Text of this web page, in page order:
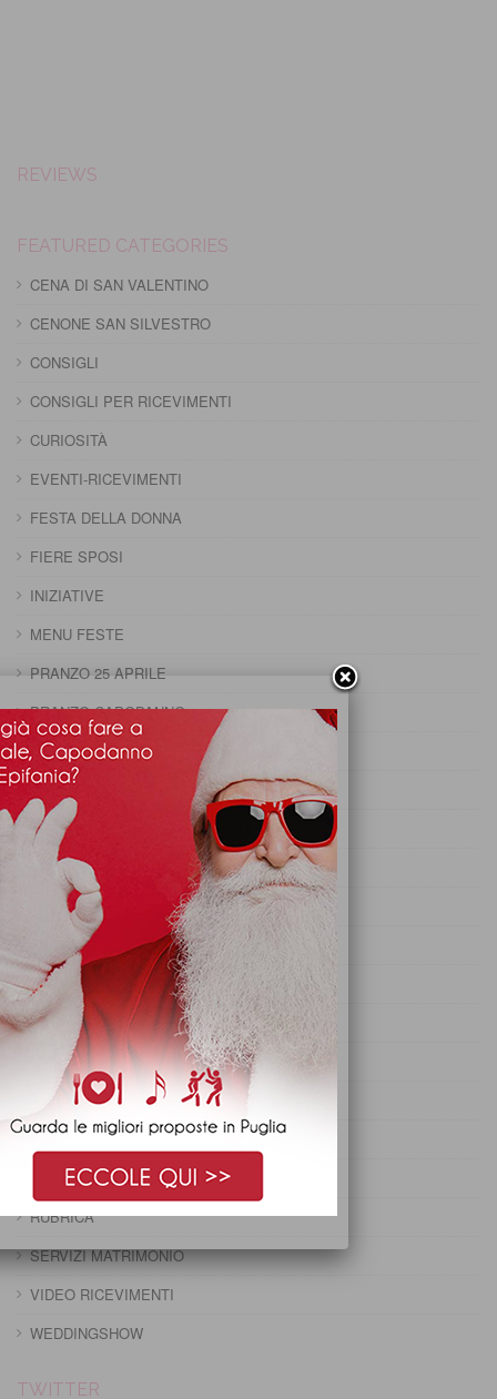
REVIEWS
FEATURED CATEGORIES
CENA DI SAN VALENTINO
CENONE SAN SILVESTRO
CONSIGLI
CONSIGLI PER RICEVIMENTI
CURIOSITÀ
EVENTI-RICEVIMENTI
FESTA DELLA DONNA
FIERE SPOSI
INIZIATIVE
MENU FESTE
PRANZO 25 APRILE
PRANZO CAPODANNO
PRANZO DELLA DOMENICA
PRANZO DELLA PENTOLACCIA
PRANZO DI CARNEVALE
PRANZO DI FERRAGOSTO
PRANZO DI OGNISSANTI
PRANZO DI PASQUA
PRANZO DI PASQUETTA
PRANZO EPIFANIA
PRANZO IMMACOLATA
PRANZO NATALE
PRANZO PRIMO MAGGIO
PRANZO SANTO STEFANO
RUBRICA
SERVIZI MATRIMONIO
VIDEO RICEVIMENTI
WEDDINGSHOW
TWITTER